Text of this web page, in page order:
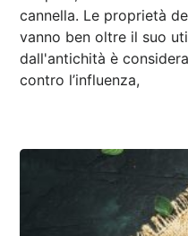
cannella. Le proprietà
vanno ben oltre il suo
dall'antichità è
contro l’influenza,